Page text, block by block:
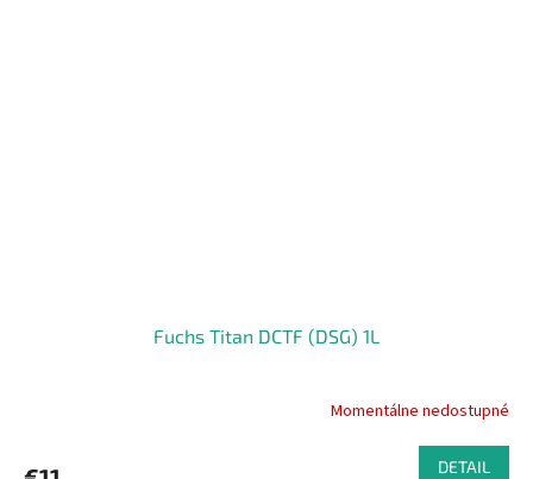
Fuchs Titan DCTF (DSG) 1L
Momentálne nedostupné
DETAIL